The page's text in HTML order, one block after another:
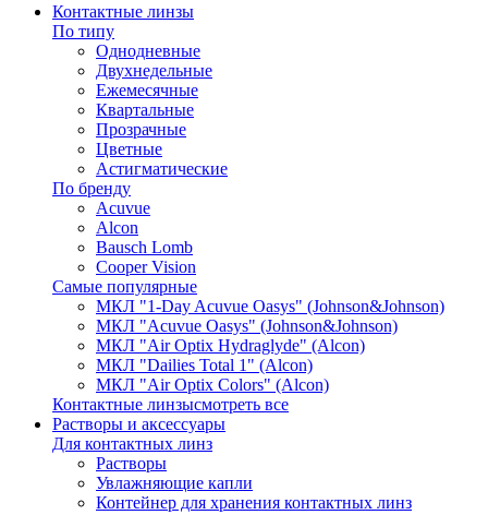
Контактные линзы
По типу
Однодневные
Двухнедельные
Ежемесячные
Квартальные
Прозрачные
Цветные
Астигматические
По бренду
Acuvue
Alcon
Bausch Lomb
Cooper Vision
Самые популярные
МКЛ "1-Day Acuvue Oasys" (Johnson&Johnson)
МКЛ "Acuvue Oasys" (Johnson&Johnson)
МКЛ "Air Optix Hydraglyde" (Alcon)
МКЛ "Dailies Total 1" (Alcon)
МКЛ "Air Optix Colors" (Alcon)
Контактные линзысмотреть все
Растворы и аксессуары
Для контактных линз
Растворы
Увлажняющие капли
Контейнер для хранения контактных линз